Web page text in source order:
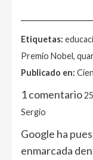
Etiquetas:
Premio Nobel,
Publicado en:
1 comentario
Sergio
Google ha
enmarcada